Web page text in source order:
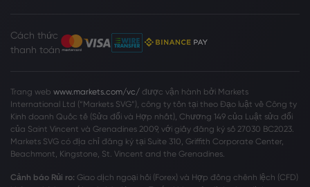
Cách thức
thanh toán
Trang web www.markets.com/vc/ được vận hành bởi Markets
International Ltd (“Markets SVG”), công ty tồn tại theo Đạo luật về Công ty
Kinh doanh Quốc tế (Sửa đổi và Hợp nhất), Chương 149 của Luật sửa đổi
của Saint Vincent và Grenadines 2009, với giấy đăng ký số 27030 BC2023.
Markets SVG có địa chỉ đăng ký tại Suite 310, Griffith Corporate Center,
Beachmont, Kingstone, St. Vincent and the Grenadines.
Cảnh báo Rủi ro: Giao dịch ngoại hối (Forex) và Hợp đồng chênh lệch (CFD)